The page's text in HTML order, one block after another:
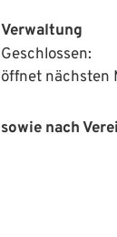
Verwaltung
Klicken, um weitere
Geschlossen:
öffnet nächsten
sowie nach